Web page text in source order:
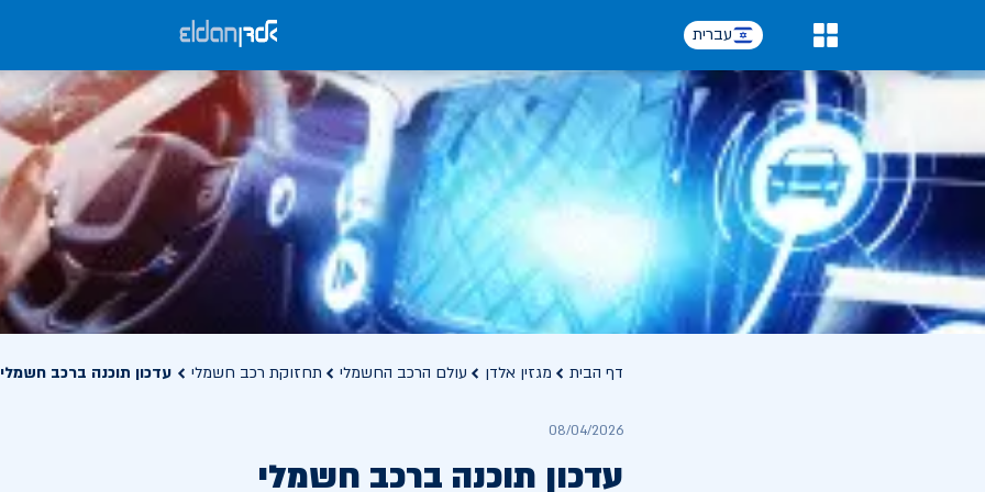
עברית
דף הבית מגזין אלדן עולם הרכב החשמלי תחזוקת רכב חשמלי עדכון תוכנה ברכב חשמלי
08/04/2026
עדכון תוכנה ברכב חשמלי